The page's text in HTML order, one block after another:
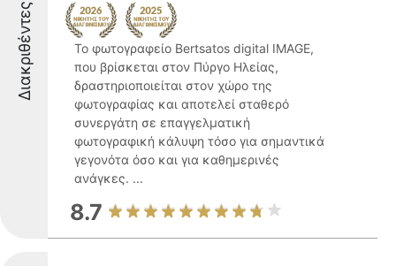
Διακριθέντες
Το φωτογραφείο Bertsatos digital IMAGE,
που βρίσκεται στον Πύργο Ηλείας,
δραστηριοποιείται στον χώρο της
φωτογραφίας και αποτελεί σταθερό
συνεργάτη σε επαγγελματική
φωτογραφική κάλυψη τόσο για σημαντικά
γεγονότα όσο και για καθημερινές
ανάγκες. ...
8.7